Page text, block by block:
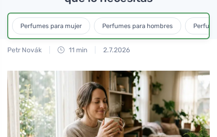
Perfumes para mujer Perfumes para hombres
Petr Novák 11 min 2.7.2026